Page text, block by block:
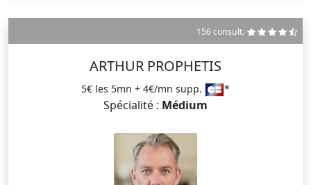
156 consult.
ARTHUR PROPHETIS
5€ les 5mn + 4€/mn supp. *
Spécialité : Médium